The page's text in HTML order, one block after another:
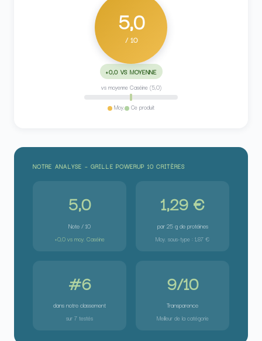
5,0
/ 10
+0,0 VS MOYENNE
vs moyenne Caséine (5,0)
Moy. Ce produit
NOTRE ANALYSE – GRILLE POWERUP 10 CRITÈRES
5,0
Note / 10
+0,0 vs moy. Caséine
1,29 €
par 25 g de protéines
Moy. sous-type : 1,87 €
#6
dans notre classement
sur 7 testés
9/10
Transparence
Meilleur de la catégorie